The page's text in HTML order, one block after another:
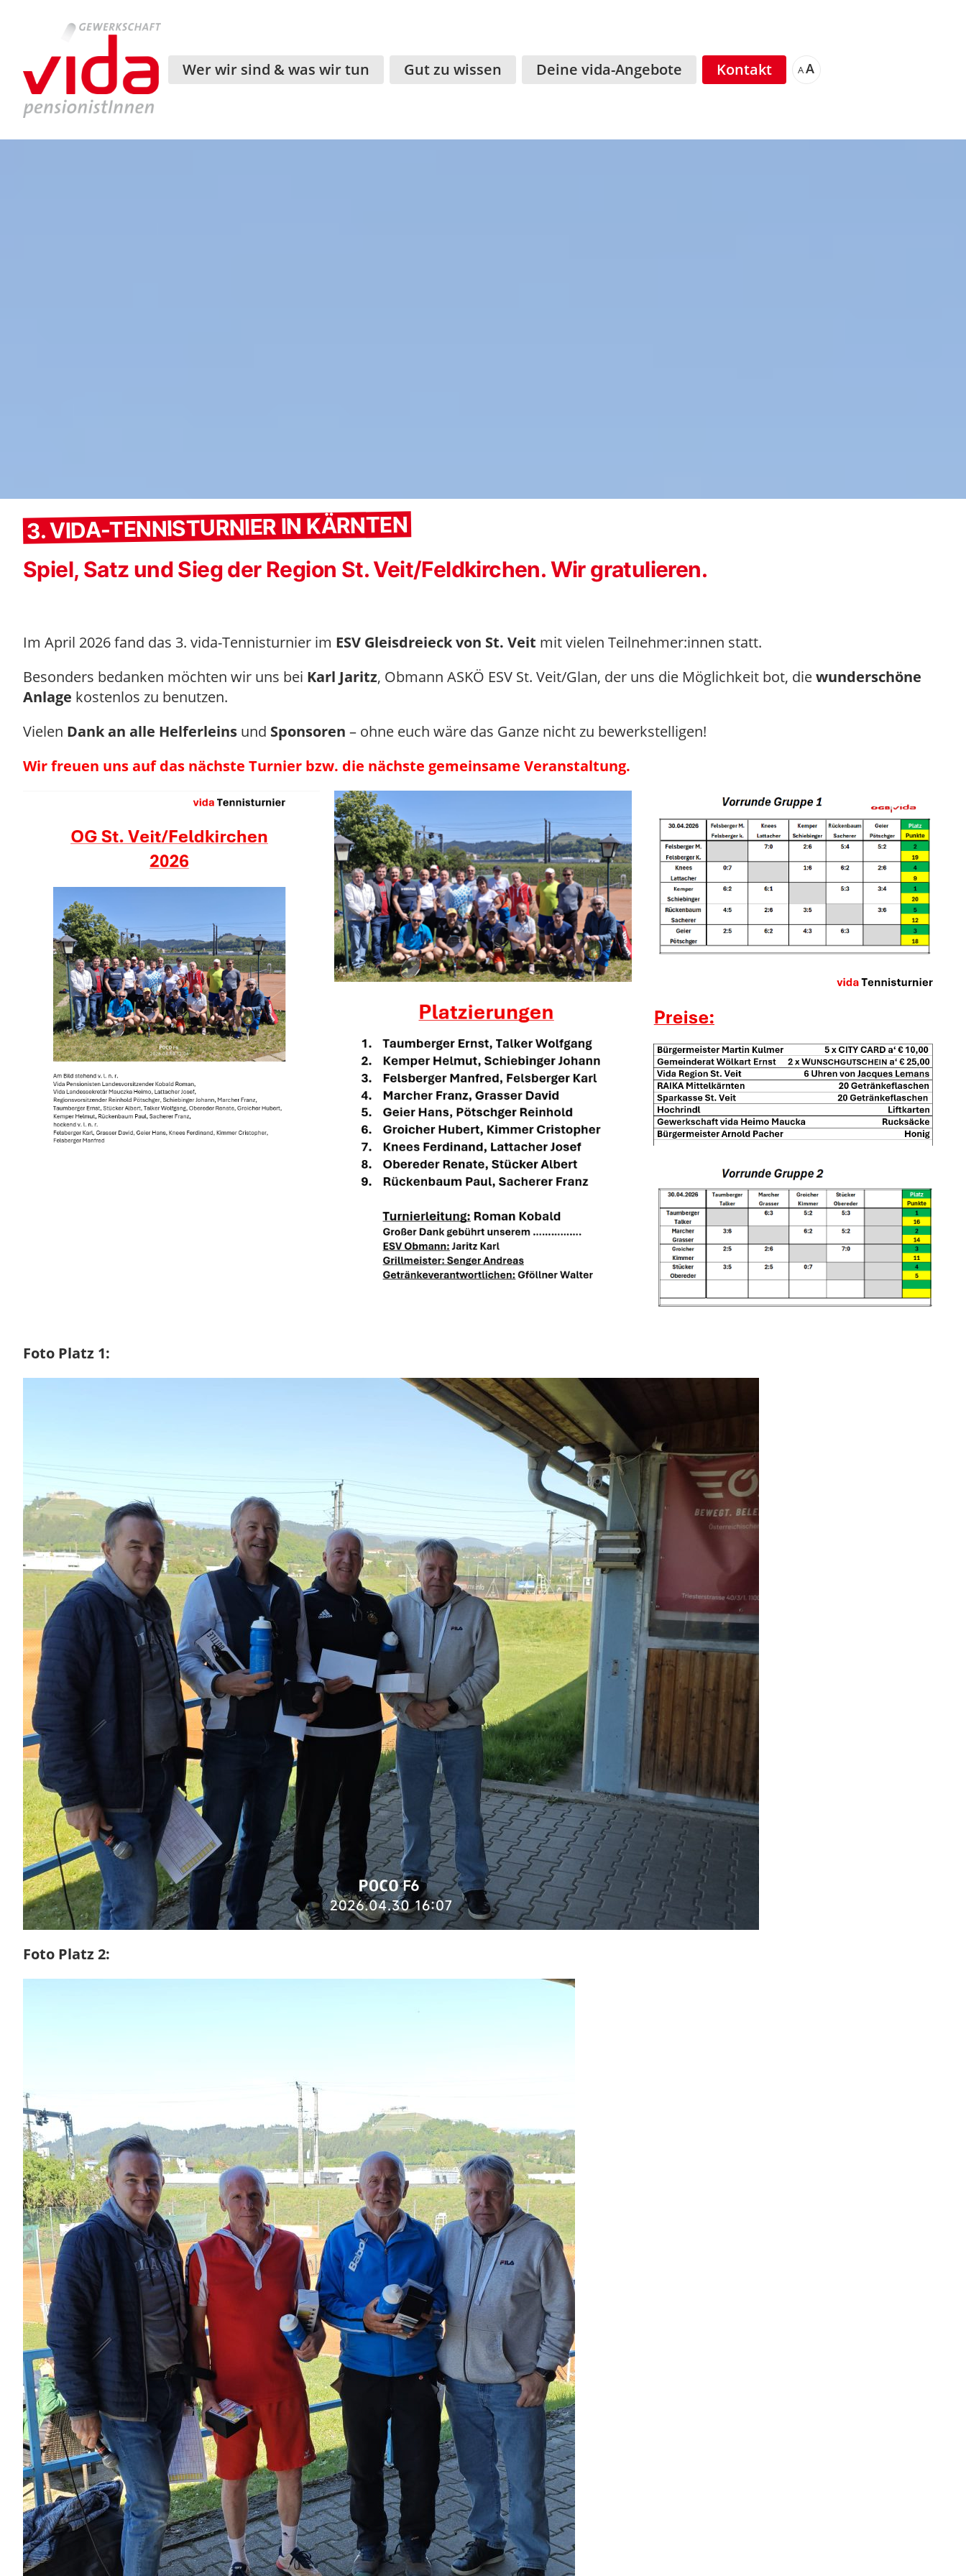
Wer wir sind & was wir tun Gut zu wissen Deine vida-Angebote Kontakt AA
3. VIDA-TENNISTURNIER IN KÄRNTEN
Spiel, Satz und Sieg der Region St. Veit/Feldkirchen. Wir gratulieren.
Im April 2026 fand das 3. vida-Tennisturnier im ESV Gleisdreieck von St. Veit mit vielen Teilnehmer:innen statt.
Besonders bedanken möchten wir uns bei Karl Jaritz, Obmann ASKÖ ESV St. Veit/Glan, der uns die Möglichkeit bot, diewunderschöne
Anlage kostenlos zu benutzen.
Vielen Dank an alle Helferleins und Sponsoren – ohne euch wäre das Ganze nicht zu bewerkstelligen!
Wir freuen uns auf das nächste Turnier bzw. die nächste gemeinsame Veranstaltung.
Foto Platz 1:
Foto Platz 2: